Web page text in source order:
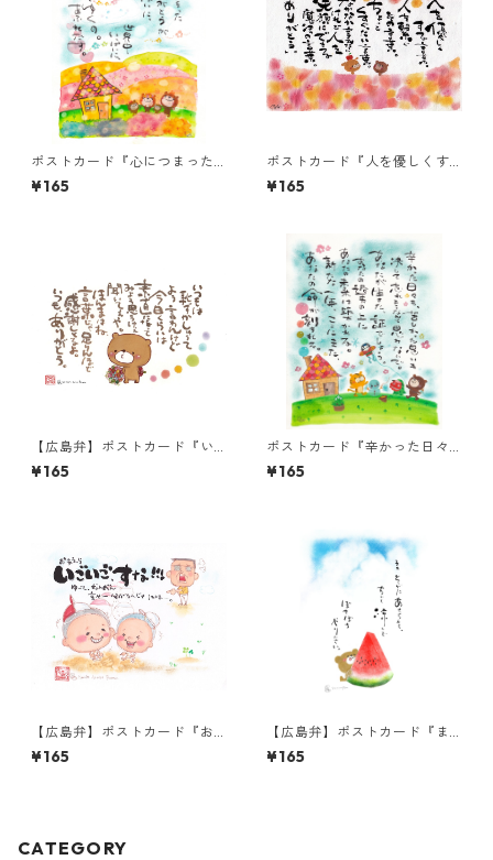
ポストカード『心につまった
ありがとうが・・・』
¥165
ポストカード『人を優しくす
る言葉。・・・』
¥165
【広島弁】ポストカード『い
つもは恥ずかしゅーて』
¥165
ポストカード『辛かった日々
も、苦しかった思い
も・・・』
¥165
【広島弁】ポストカード『お
まえら いごいごす
な!!!・・・』
¥165
【広島弁】ポストカード『ま
ぁそがにあせらんと』
¥165
CATEGORY